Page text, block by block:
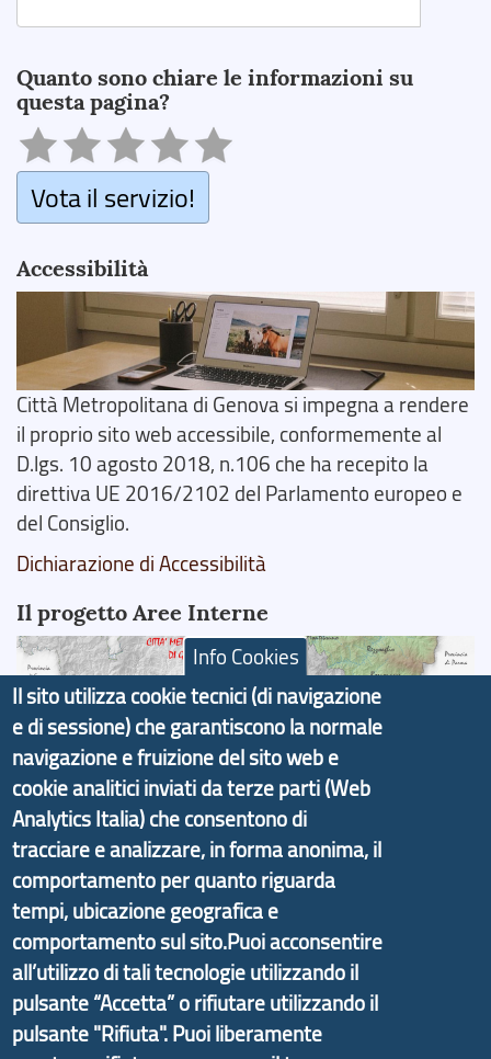
Quanto sono chiare le informazioni su
questa pagina?
Vota il servizio!
Accessibilità
Città Metropolitana di Genova si impegna a rendere
il proprio sito web accessibile, conformemente al
D.lgs. 10 agosto 2018, n.106 che ha recepito la
direttiva UE 2016/2102 del Parlamento europeo e
del Consiglio.
Dichiarazione di Accessibilità
Il progetto Aree Interne
Il portale di marketing territoriale e sviluppo locale
di Genova Città Metropolitana si è sviluppato a
partire dal progetto nazionale Aree Interne
promosso dal Dipartimento per lo Sviluppo
Economico e finalizzato al rilancio socio-economico
delle valli dell’entroterra. In particolare fornisce
informazioni ed aggiornamenti sulla
Strategia
d'Area Antola-Tigullio, in collaborazione con Regione
Liguria ed ANCI Liguria.
Info Cookies
Il sito utilizza cookie tecnici (di navigazione
e di sessione) che garantiscono la normale
navigazione e fruizione del sito web e
cookie analitici inviati da terze parti (Web
Analytics Italia) che consentono di
tracciare e analizzare, in forma anonima, il
comportamento per quanto riguarda
tempi, ubicazione geografica e
comportamento sul sito.Puoi acconsentire
all’utilizzo di tali tecnologie utilizzando il
pulsante “Accetta” o rifiutare utilizzando il
pulsante "Rifiuta". Puoi liberamente